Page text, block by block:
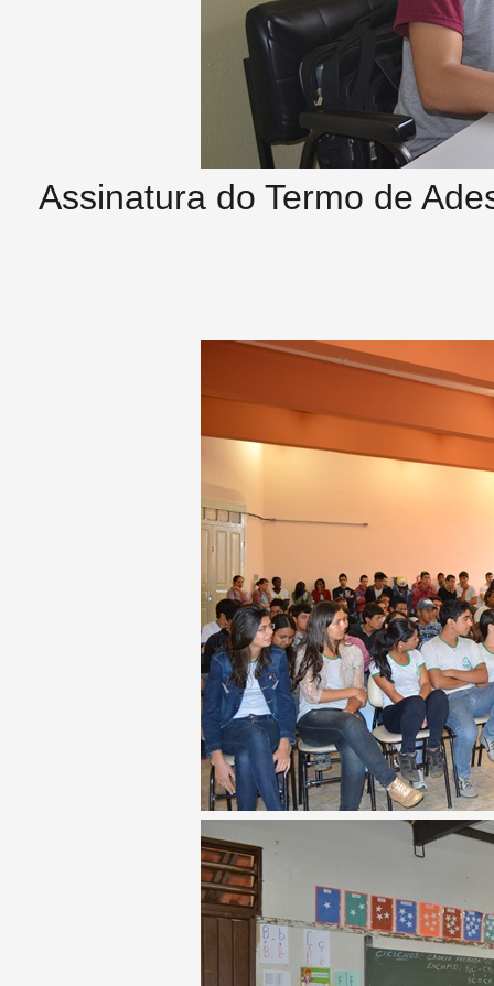
Assinatura do Termo de